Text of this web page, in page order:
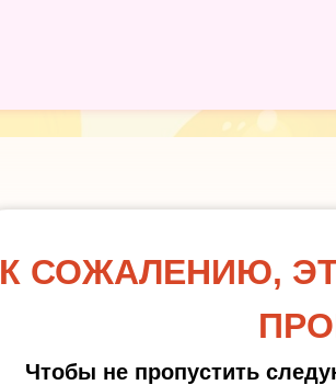
Чтобы не пропустить
К СОЖАЛЕНИЮ,